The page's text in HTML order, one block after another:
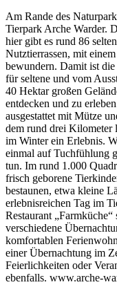
Am Rande des
Tierpark Arche Warder.
hier gibt es rund 86
Nutztierrassen, mit
bewundern. Damit ist
für seltene und vom
40 Hektar großen
entdecken und zu
ausgestattet mit Mütze
dem rund drei Kilometer
im Winter ein Erlebnis.
einmal auf Tuchfühlung
tun. Im rund 1.000
frisch geborene
bestaunen, etwa kleine
erlebnisreichen Tag im
Restaurant
verschiedene
komfortablen
einer Übernachtung im
Feierlichkeiten oder
ebenfalls. www.arche-